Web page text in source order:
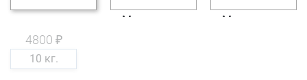
4800 ₽
10 кг.